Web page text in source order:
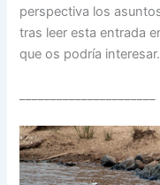
perspectiva los
tras leer esta entrada
que os podría interesar.